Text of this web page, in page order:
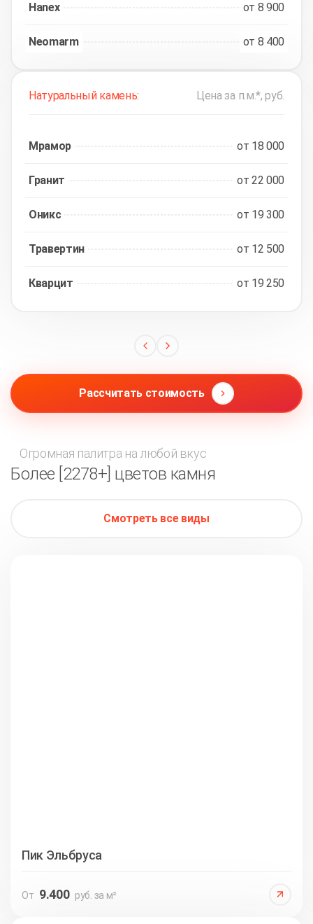
Hanex от 8 900
Neomarm от 8 400
Натуральный камень: Цена за п.м.*, руб.
Мрамор от 18 000
Гранит от 22 000
Оникс от 19 300
Травертин от 12 500
Кварцит от 19 250
Рассчитать стоимость
Огромная палитра на любой вкус
Более [2278+] цветов камня
Смотреть все виды
Пик Эльбруса
От 9.400 руб. за м²